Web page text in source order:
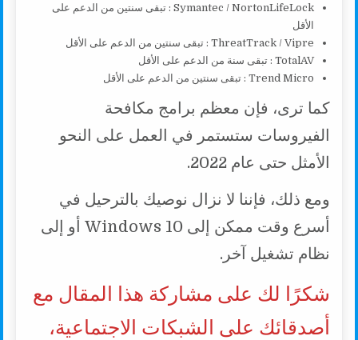
Symantec / NortonLifeLock : تبقى سنتين من الدعم على
الأقل
ThreatTrack / Vipre : تبقى سنتين من الدعم على الأقل
TotalAV : تبقى سنة من الدعم على الأقل
Trend Micro : تبقى سنتين من الدعم على الأقل
كما ترى، فإن معظم برامج مكافحة
الفيروسات ستستمر في العمل على النحو
الأمثل حتى عام 2022.
ومع ذلك، فإننا لا نزال نوصيك بالترحيل في
أسرع وقت ممكن إلى Windows 10 أو إلى
نظام تشغيل آخر.
شكرًا لك على مشاركة هذا المقال مع
أصدقائك على الشبكات الاجتماعية،